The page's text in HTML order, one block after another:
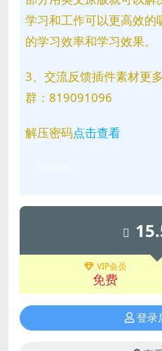
学习和工作可以更高效的
的学习效率和学习效果。
3、交流反馈插件素材更
群：819091096
解压密码点击查看
VIP会员
免费
登录